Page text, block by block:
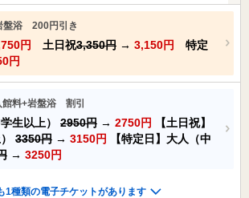
盤浴 200円引き
円 土日祝3,350円 → 3,150円
特定
円
館料+岩盤浴 割引
生以上） 2950円 → 2750円
【土日祝】
3350円 → 3150円
【特定日】大人（中
→ 3250円
1種類の電子チケットがあります